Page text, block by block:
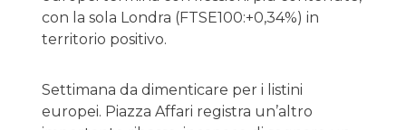
con la sola Londra (FTSE100:+0,34%) in
territorio positivo.
Settimana da dimenticare per i listini
europei. Piazza Affari registra un’altro